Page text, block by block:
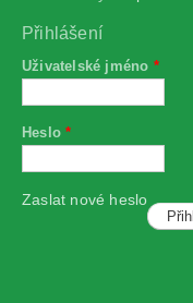
Přihlášení
Uživatelské jméno *
Heslo*
Zaslat nové heslo